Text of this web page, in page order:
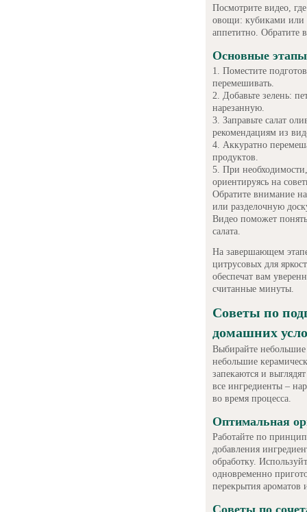
Посмотрите видео,
овощи: кубиками или
аппетитно. Обратите
Основные
Поместите
перемешивать.
Добавьте зелень:
нарезанную.
Заправьте салат
рекомендациям из
Аккуратно
продуктов.
При
ориентируясь на
Обратите внимание
или разделочную
Видео поможет
салата.
На завершающем
цитрусовых для
обеспечат вам
считанные минуты.
Советы по
домашних
Выбирайте небольшие
небольшие
запекаются и
все ингредиенты –
во время процесса.
Оптимальная
Работайте по
добавления
обработку.
одновременно
перекрытия ароматов
Советы по